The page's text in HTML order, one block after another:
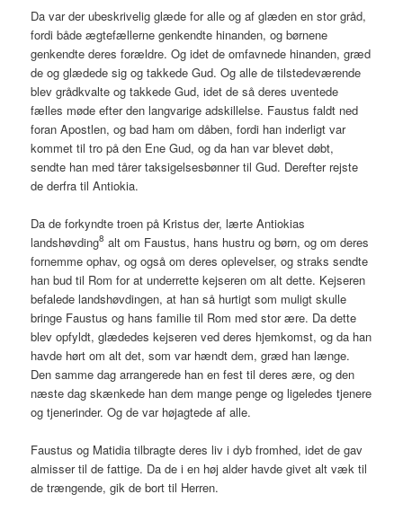
Da var der ubeskrivelig glæde for alle og af glæden en stor gråd,
fordi både ægtefællerne genkendte hinanden, og børnene
genkendte deres forældre. Og idet de omfavnede hinanden, græd
de og glædede sig og takkede Gud. Og alle de tilstedeværende
blev grådkvalte og takkede Gud, idet de så deres uventede
fælles møde efter den langvarige adskillelse. Faustus faldt ned
foran Apostlen, og bad ham om dåben, fordi han inderligt var
kommet til tro på den Ene Gud, og da han var blevet døbt,
sendte han med tårer taksigelsesbønner til Gud. Derefter rejste
de derfra til Antiokia.
Da de forkyndte troen på Kristus der, lærte Antiokias
landshøvding8 alt om Faustus, hans hustru og børn, og om deres
fornemme ophav, og også om deres oplevelser, og straks sendte
han bud til Rom for at underrette kejseren om alt dette. Kejseren
befalede landshøvdingen, at han så hurtigt som muligt skulle
bringe Faustus og hans familie til Rom med stor ære. Da dette
blev opfyldt, glædedes kejseren ved deres hjemkomst, og da han
havde hørt om alt det, som var hændt dem, græd han længe.
Den samme dag arrangerede han en fest til deres ære, og den
næste dag skænkede han dem mange penge og ligeledes tjenere
og tjenerinder. Og de var højagtede af alle.
Faustus og Matidia tilbragte deres liv i dyb fromhed, idet de gav
almisser til de fattige. Da de i en høj alder havde givet alt væk til
de trængende, gik de bort til Herren.